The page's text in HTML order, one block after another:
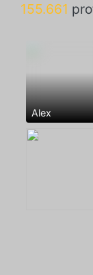
155.661
Alex